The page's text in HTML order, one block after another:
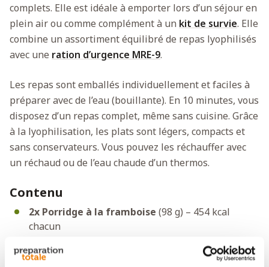
complets. Elle est idéale à emporter lors d’un séjour en
plein air ou comme complément à un kit de survie. Elle
combine un assortiment équilibré de repas lyophilisés
avec une ration d’urgence MRE-9.
Les repas sont emballés individuellement et faciles à
préparer avec de l’eau (bouillante). En 10 minutes, vous
disposez d’un repas complet, même sans cuisine. Grâce
à la lyophilisation, les plats sont légers, compacts et
sans conservateurs. Vous pouvez les réchauffer avec
un réchaud ou de l’eau chaude d’un thermos.
Contenu
2x Porridge à la framboise (98 g) – 454 kcal
chacun
1x Œufs brouillés au fromage
(87 g) – 454 kcal